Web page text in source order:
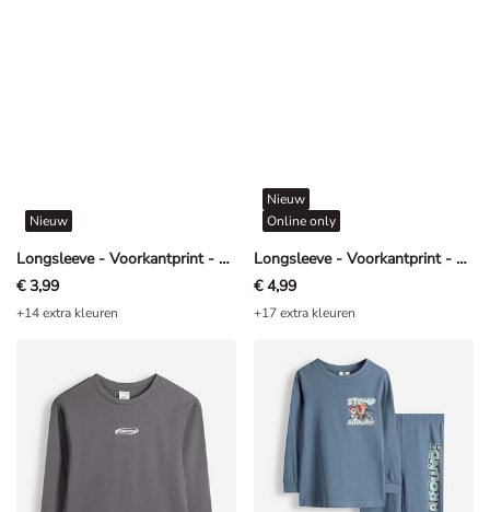
Longsleeve - Voorkantprint - Donkerblauw
Nieuw
€ 3,99
+14 extra kleuren
Longsleeve - Voorkantprint - Donkergroen
Nieuw
Online only
€ 4,99
+17 extra kleuren